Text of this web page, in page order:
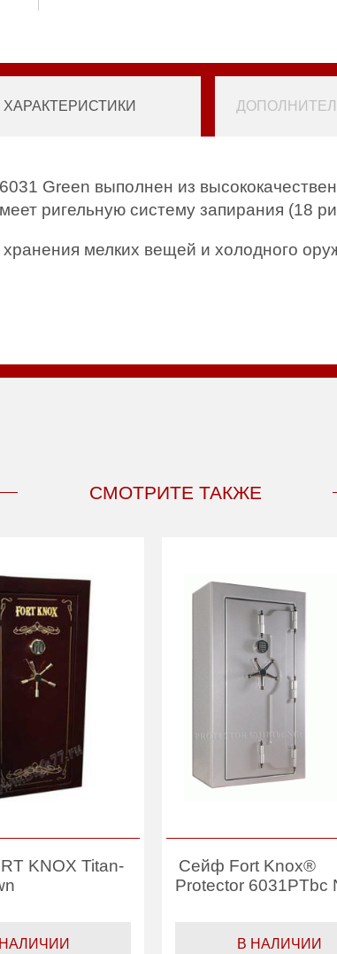
ХАРАКТЕРИСТИКИ
Green выполнен из
ригельную систему запирания (18
мелких вещей и холодного
СМОТРИТЕ ТАКЖЕ
KNOX Titan-
Сейф Fort Knox®
Protector 6031PTbc
В НАЛИЧИИ